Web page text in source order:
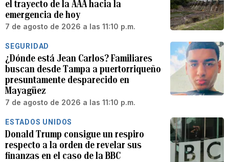
el trayecto de la AAA hacia la
emergencia de hoy
7 de agosto de 2026 a las 11:10 p.m.
SEGURIDAD
¿Dónde está Jean Carlos? Familiares
buscan desde Tampa a puertorriqueño
presuntamente desparecido en
Mayagüez
7 de agosto de 2026 a las 11:10 p.m.
ESTADOS UNIDOS
Donald Trump consigue un respiro
respecto a la orden de revelar sus
finanzas en el caso de la BBC